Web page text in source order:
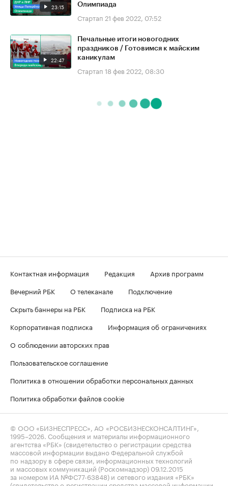
23:15
Олимпиада
Стартап 21 фев 2022, 07:52
22:47
Печальные итоги новогодних
праздников / Готовимся к майским
каникулам
Стартап 18 фев 2022, 08:30
Контактная информация Редакция
Архив программ
Вечерний РБК
О телеканале
Подключение
Скрыть баннеры на РБК
Подписка на РБК
Корпоративная подписка
Информация об ограничениях
О соблюдении авторских прав
Пользовательское соглашение
Политика в отношении обработки персональных данных
Политика обработки файлов cookie
© ООО «БИЗНЕСПРЕСС», АО «РОСБИЗНЕСКОНСАЛТИНГ»,
1995–2026 . Сообщения и материалы информационного
агентства «РБК» (свидетельство о регистрации средства
массовой информации выдано Федеральной службой
по надзору в сфере связи, информационных технологий
и массовых коммуникаций (Роскомнадзор) 09.12.2015
за номером ИА №ФС77-63848) и сетевого издания «РБК»